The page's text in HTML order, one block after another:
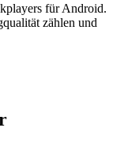
für Android.
zählen und